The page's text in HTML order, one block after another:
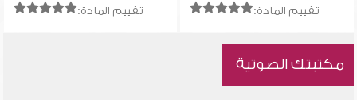
تقييم المادة: تقييم المادة:
مكتبتك الصوتية